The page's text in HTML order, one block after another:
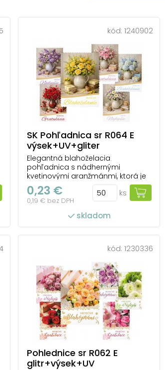
kód: 1240902
SK Pohľadnica sr R064 E
výsek+UV+gliter
Elegantná blahoželacia
pohľadnica s nádhernými
kvetinovými aranžmánmi, ktorá je
ideálnou voľbou na vyjadrenie
gratulácie, priania alebo milého
odkazu pri rôznych slávnostných
príležitostiach. Jemné pastelové
farby, romantické kytice ruží,
orgovánu, hortenzií a lúčnych
kvetov vytvárajú pôsobivý di...
0,23 €
0,19 € bez DPH
ks
skladom
kód: 1230336
Pohlednice sr R062 E
glitr+výsek+UV